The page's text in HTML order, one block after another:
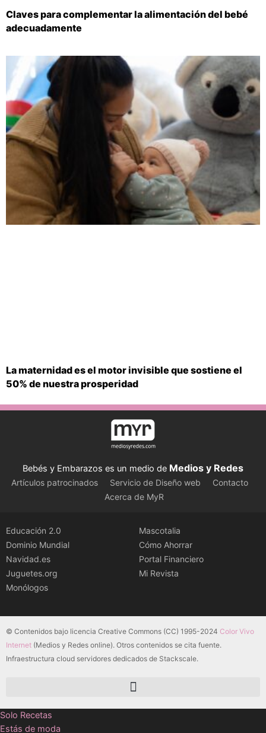
Claves para complementar la alimentación del bebé
adecuadamente
La maternidad es el motor invisible que sostiene el
50% de nuestra prosperidad
Bebés y Embarazos es un medio de Medios y Redes
Artículos patrocinados Servicio de Diseño web
Contacto
Acerca de MyR
Educación 2.0
Dominio Mundial
Navidad.es
Juguetes.org
Monólogos
Mascotalia
Cómo Ahorrar
Portal Financiero
Mi Revista
© Contenidos bajo licencia Creative Commons (CC) 1995-2024 Color Vivo
Internet (Medios y Redes online). Otros contenidos se cita fuente.
Infraestructura cloud servidores dedicados de Stackscale.
Solo Recetas
Estás de moda